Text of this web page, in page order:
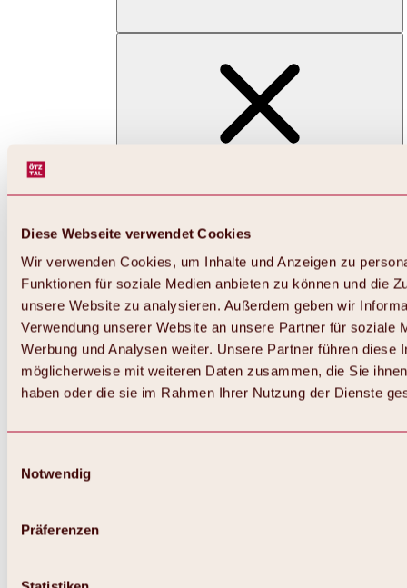
Diese Webseite verwendet Cookies
Wir verwenden Cookies, um Inhalte und Anzeigen zu
Funktionen für soziale Medien anbieten zu können und die
unsere Website zu analysieren. Außerdem geben wir
Verwendung unserer Website an unsere Partner für soziale
Werbung und Analysen weiter. Unsere Partner führen diese
möglicherweise mit weiteren Daten zusammen, die Sie
haben oder die sie im Rahmen Ihrer Nutzung der Dienste
Notwendig
Präferenzen